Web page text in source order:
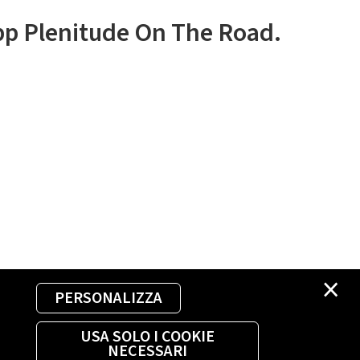
×
PERSONALIZZA
USA SOLO I COOKIE
NECESSARI
Plenitude On The Road.